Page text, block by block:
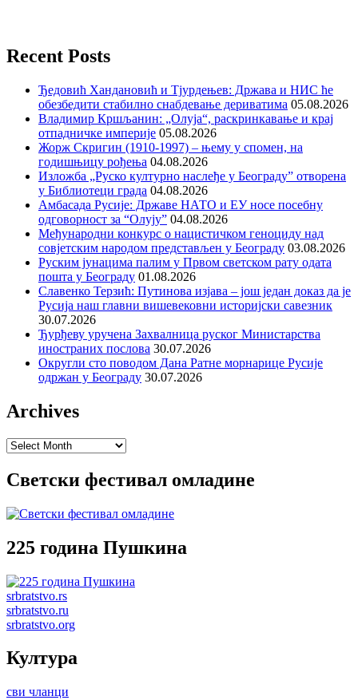
Recent Posts
Ђедовић Хандановић и Тјурдењев: Држава и НИС ће
обезбедити стабилно снабдевање дериватима 05.08.2026
Владимир Кршљанин: „Олуја“, раскринкавање и крај
отпадничке империје 05.08.2026
Жорж Скригин (1910-1997) – њему у спомен, на
годишњицу рођења 04.08.2026
Изложба „Руско културно наслеђе у Београду” отворена
у Библиотеци града 04.08.2026
Амбасада Русије: Државе НАТО и ЕУ носе посебну
одговорност за “Олују” 04.08.2026
Међународни конкурс о нацистичком геноциду над
совјетским народом представљен у Београду 03.08.2026
Руским јунацима палим у Првом светском рату одата
пошта у Београду 01.08.2026
Славенко Терзић: Путинова изјава – још један доказ да је
Русија наш главни вишевековни историјски савезник
30.07.2026
Ђурђеву уручена Захвалница руског Министарства
иностраних послова 30.07.2026
Округли сто поводом Дана Ратне морнарице Русије
одржан у Београду 30.07.2026
Archives
Archives
Светски фестивал омладине
225 година Пушкина
srbratstvo.rs
srbratstvo.ru
srbratstvo.org
Култура
сви чланци